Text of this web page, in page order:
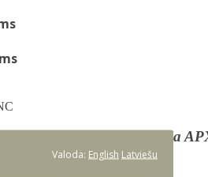
nosaukums:
“Motorolla
lādētāji”
Valoda: English Latviešu